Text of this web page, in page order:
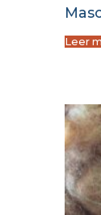
Leer